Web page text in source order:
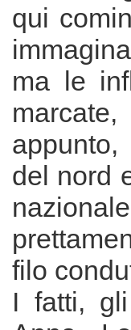
qui
ma le
del nord
filo
I fatti,